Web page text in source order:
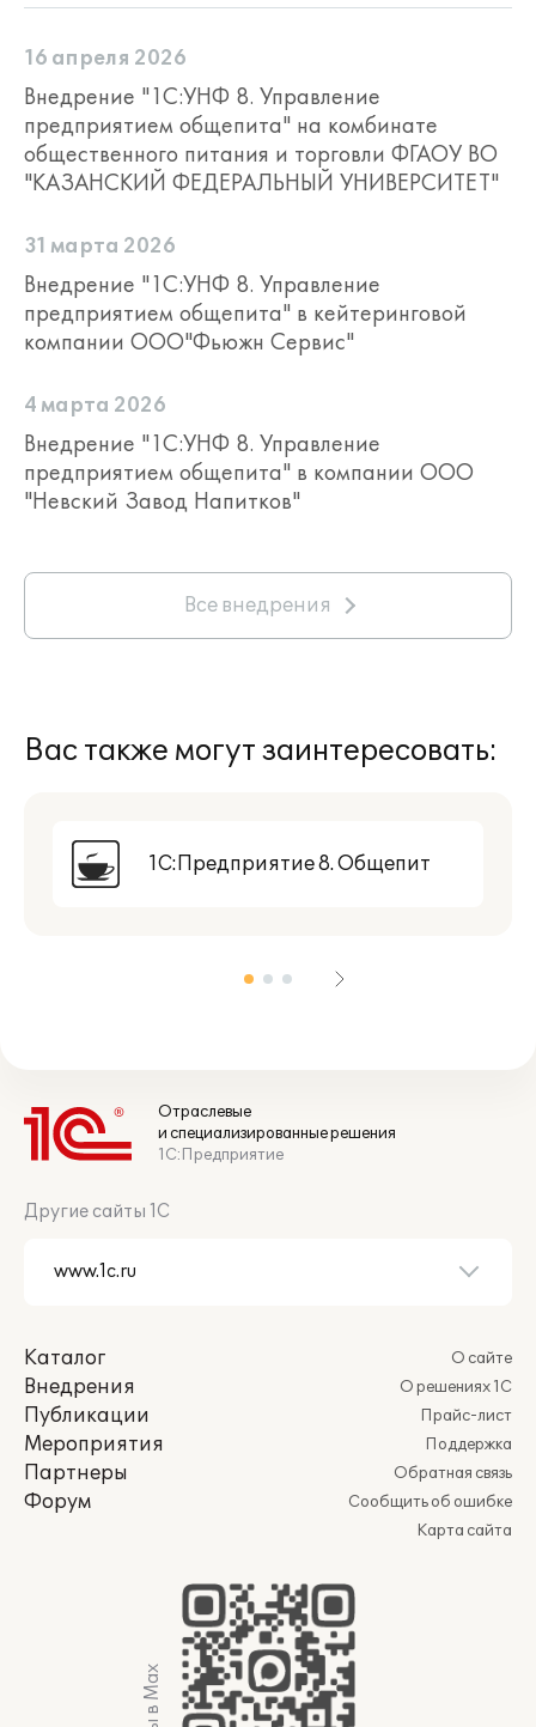
16 апреля 2026
Внедрение "1С:УНФ 8. Управление
предприятием общепита" на комбинате
общественного питания и торговли ФГАОУ ВО
"КАЗАНСКИЙ ФЕДЕРАЛЬНЫЙ УНИВЕРСИТЕТ"
31 марта 2026
Внедрение "1С:УНФ 8. Управление
предприятием общепита" в кейтеринговой
компании ООО"Фьюжн Сервис"
4 марта 2026
Внедрение "1С:УНФ 8. Управление
предприятием общепита" в компании ООО
"Невский Завод Напитков"
Все внедрения
Вас также могут заинтересовать:
1С:Предприятие 8. Общепит
Отраслевые
и специализированные решения
1С:Предприятие
Другие сайты 1С
Каталог
Внедрения
Публикации
Мероприятия
Партнеры
Форум
О сайте
О решениях 1С
Прайс-лист
Поддержка
Обратная связь
Сообщить об ошибке
Карта сайта
Мы в Max